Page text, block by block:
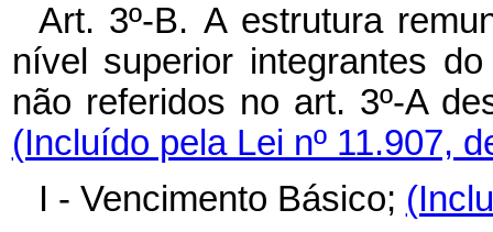
Art. 3º-B. A estrutura
nível superior integrantes
não referidos no art. 3º-A
(Incluído pela Lei nº 11.907,
I - Vencimento Básico;